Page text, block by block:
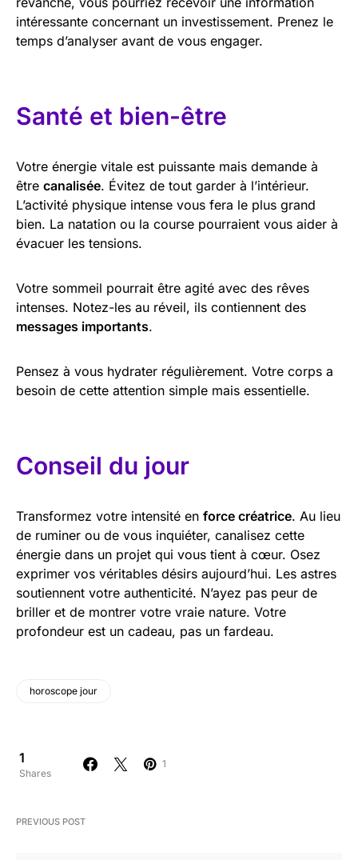
intéressante concernant un investissement. Prenez le
temps d’analyser avant de vous engager.
Santé et bien-être
Votre énergie vitale est puissante mais demande à
être canalisée. Évitez de tout garder à l’intérieur.
L’activité physique intense vous fera le plus grand
bien. La natation ou la course pourraient vous aider à
évacuer les tensions.
Votre sommeil pourrait être agité avec des rêves
intenses. Notez-les au réveil, ils contiennent des
messages importants.
Pensez à vous hydrater régulièrement. Votre corps a
besoin de cette attention simple mais essentielle.
Conseil du jour
Transformez votre intensité en force créatrice. Au lieu
de ruminer ou de vous inquiéter, canalisez cette
énergie dans un projet qui vous tient à cœur. Osez
exprimer vos véritables désirs aujourd’hui. Les astres
soutiennent votre authenticité. N’ayez pas peur de
briller et de montrer votre vraie nature. Votre
profondeur est un cadeau, pas un fardeau.
horoscope jour
1
Shares
1
PREVIOUS POST